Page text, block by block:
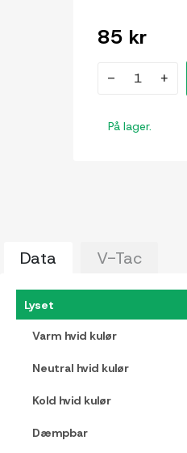
85 kr
- +
På lager.
Data V-Tac
Lyset
Varm hvid kulør
Neutral hvid kulør
Kold hvid kulør
Dæmpbar